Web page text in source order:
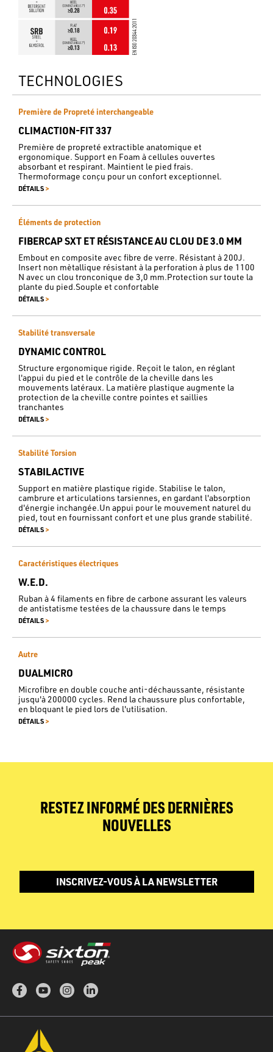
TECHNOLOGIES
Première de Propreté interchangeable
CLIMACTION-FIT 337
Première de propreté extractible anatomique et
ergonomique. Support en Foam à cellules ouvertes
absorbant et respirant. Maintient le pied frais.
Thermoformage conçu pour un confort exceptionnel.
DÉTAILS >
Éléments de protection
FIBERCAP SXT ET RÉSISTANCE AU CLOU DE 3.0 MM
Embout en composite avec fibre de verre. Résistant à 200J.
Insert non mètallique résistant à la perforation à plus de 1100
N avec un clou tronconique de 3,0 mm.Protection sur toute la
plante du pied.Souple et confortable
DÉTAILS >
Stabilité transversale
DYNAMIC CONTROL
Structure ergonomique rigide. Reçoit le talon, en réglant
l'appui du pied et le contrôle de la cheville dans les
mouvements latéraux. La matière plastique augmente la
protection de la cheville contre pointes et saillies
tranchantes
DÉTAILS >
Stabilité Torsion
STABILACTIVE
Support en matière plastique rigide. Stabilise le talon,
cambrure et articulations tarsiennes, en gardant l'absorption
d'énergie inchangée.Un appui pour le mouvement naturel du
pied, tout en fournissant confort et une plus grande stabilité.
DÉTAILS >
Caractéristiques électriques
W.E.D.
Ruban à 4 filaments en fibre de carbone assurant les valeurs
de antistatisme testées de la chaussure dans le temps
DÉTAILS >
Autre
DUALMICRO
Microfibre en double couche anti-déchaussante, résistante
jusqu'à 200000 cycles. Rend la chaussure plus confortable,
en bloquant le pied lors de l'utilisation.
DÉTAILS >
RESTEZ INFORMÉ DES DERNIÈRES
NOUVELLES
INSCRIVEZ-VOUS À LA NEWSLETTER